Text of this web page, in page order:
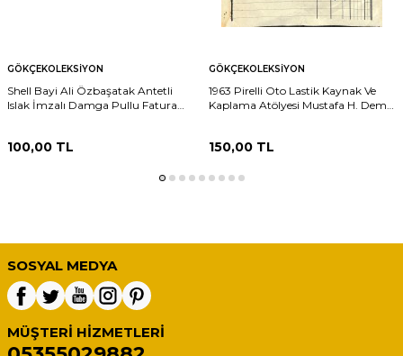
GÖKÇEKOLEKSIYON
Shell Bayi Ali Özbaşatak Antetli
Islak İmzalı Damga Pullu Fatura
100,00 TL
GÖKÇEKOLEKSIYON
1963 Pirelli Oto Lastik Kaynak Ve
Kaplama Atölyesi Mustafa H. Demir
150,00TL
SOSYAL MEDYA
MÜŞTERI HIZMETLERI